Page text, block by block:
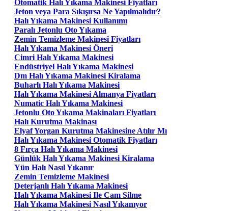
Otomatik Halı Yıkama Makinesi Fiyatları
Jeton veya Para Sıkışırsa Ne Yapılmalıdır?
Halı Yıkama Makinesi Kullanımı
Paralı Jetonlu Oto Yıkama
Zemin Temizleme Makinesi Fiyatları
Halı Yıkama Makinesi Öneri
Cimri Halı Yıkama Makinesi
Endüstriyel Halı Yıkama Makinesi
Dm Halı Yıkama Makinesi Kiralama
Buharlı Halı Yıkama Makinesi
Halı Yıkama Makinesi Almanya Fiyatları
Numatic Halı Yıkama Makinesi
Jetonlu Oto Yıkama Makinaları Fiyatları
Halı Kurutma Makinası
Elyaf Yorgan Kurutma Makinesine Atılır Mı
Halı Yıkama Makinesi Otomatik Fiyatları
8 Fırça Halı Yıkama Makinesi
Günlük Halı Yıkama Makinesi Kiralama
Yün Halı Nasıl Yıkanır
Zemin Temizleme Makinesi
Deterjanlı Halı Yıkama Makinesi
Halı Yıkama Makinesi Ile Cam Silme
Halı Yıkama Makinesi Nasıl Yıkanıyor